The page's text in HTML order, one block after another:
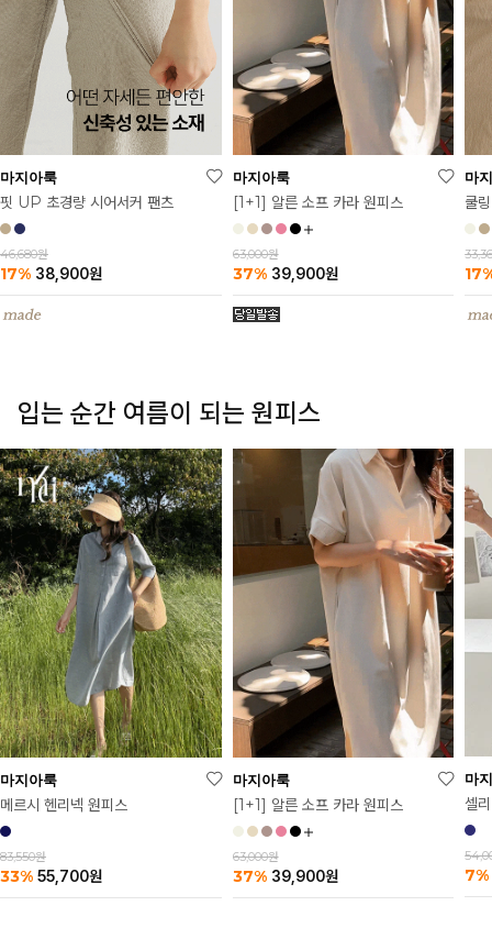
마지아룩
핏 UP 초경량 시어서커 팬츠
46,680원
17% 38,900원
마지아룩
[1+1] 알른 소프 카라 원피스
63,000원
37% 39,900원
마
쿨
입는 순간 여름이 되는 원피스
마지아룩
메르시 헨리넥 원피스
83,550원
33% 55,700원
마지아룩
[1+1] 알른 소프 카라 원피스
63,000원
37% 39,900원
마
셀
7%